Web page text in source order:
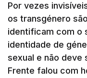
Por vezes
os transgénero
identificam com o
identidade de
sexual e não deve
Frente falou com